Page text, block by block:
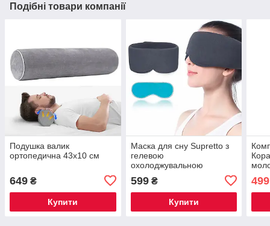
Подібні товари компанії
Подушка валик
ортопедична 43x10 см
649 ₴
Купити
Маска для сну Supretto з
гелевою
охолоджувальною
599₴
Купити
499